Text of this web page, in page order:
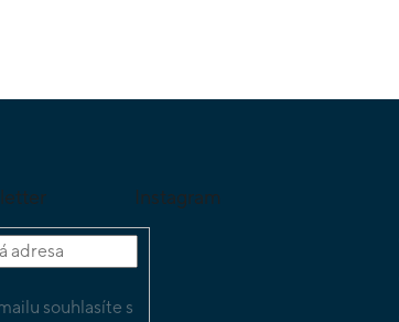
souhlasíte s
Instagram